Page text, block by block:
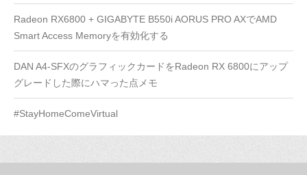
Radeon RX6800 + GIGABYTE B550i AORUS PRO AXでAMD
Smart Access Memoryを有効化する
DAN A4-SFXのグラフィックカードをRadeon RX 6800にアップ
グレードした際にハマった点メモ
#StayHomeComeVirtual